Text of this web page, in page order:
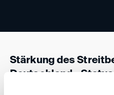
Stärkung des
Deutschland - Status